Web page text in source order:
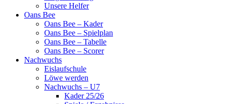
Unsere Helfer
Oans Bee
Oans Bee – Kader
Oans Bee – Spielplan
Oans Bee – Tabelle
Oans Bee – Scorer
Nachwuchs
Eislaufschule
Löwe werden
Nachwuchs – U7
Kader 25/26